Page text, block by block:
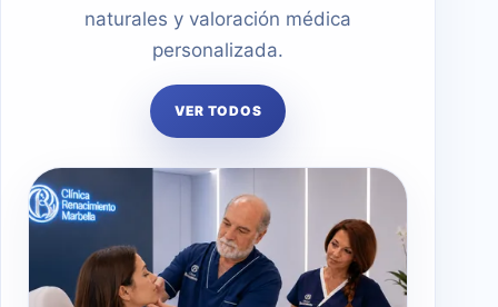
naturales y valoración médica
personalizada.
VER TODOS